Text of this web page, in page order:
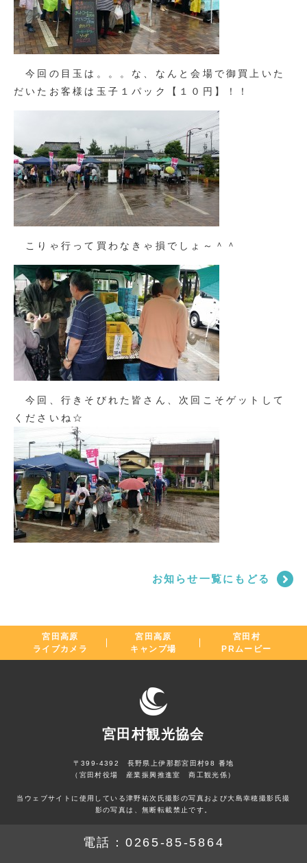
今回の目玉は。。。な、なんと会場で御買上いた
だいたお客様は玉子１パック【１０円】！！
こりゃ行って買わなきゃ損でしょ～＾＾
今回、行きそびれた皆さん、次回こそゲットして
くださいね☆
お知らせ一覧にもどる
宮田高原
ライブカメラ
宮田高原
キャンプ場
宮田村
PRムービー
宮田村観光協会
〒399-4392 長野県上伊那郡宮田村98 番地
（宮田村役場 産業振興推進室 商工観光係）
当ウェブサイトに使用している津野祐次氏撮影の写真および大島幸穂撮影氏撮
影の写真は、無断転載禁止です。
電話： 0265-85-5864